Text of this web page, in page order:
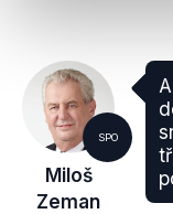
SPO
Miloš
Zeman